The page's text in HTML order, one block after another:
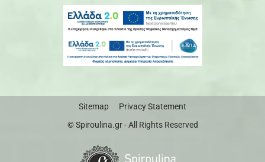
Sitemap
Privacy Statement
© Spiroulina.gr - All Rights Reserved